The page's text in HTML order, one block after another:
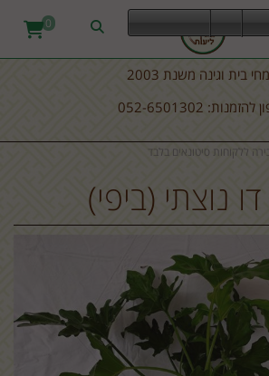
בית וגינה משנת 2003
052-6501302
0
ללקוחות סיטונאים בלבד
דו נוצתי (ביפי)